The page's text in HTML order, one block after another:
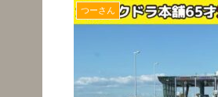
つーさん